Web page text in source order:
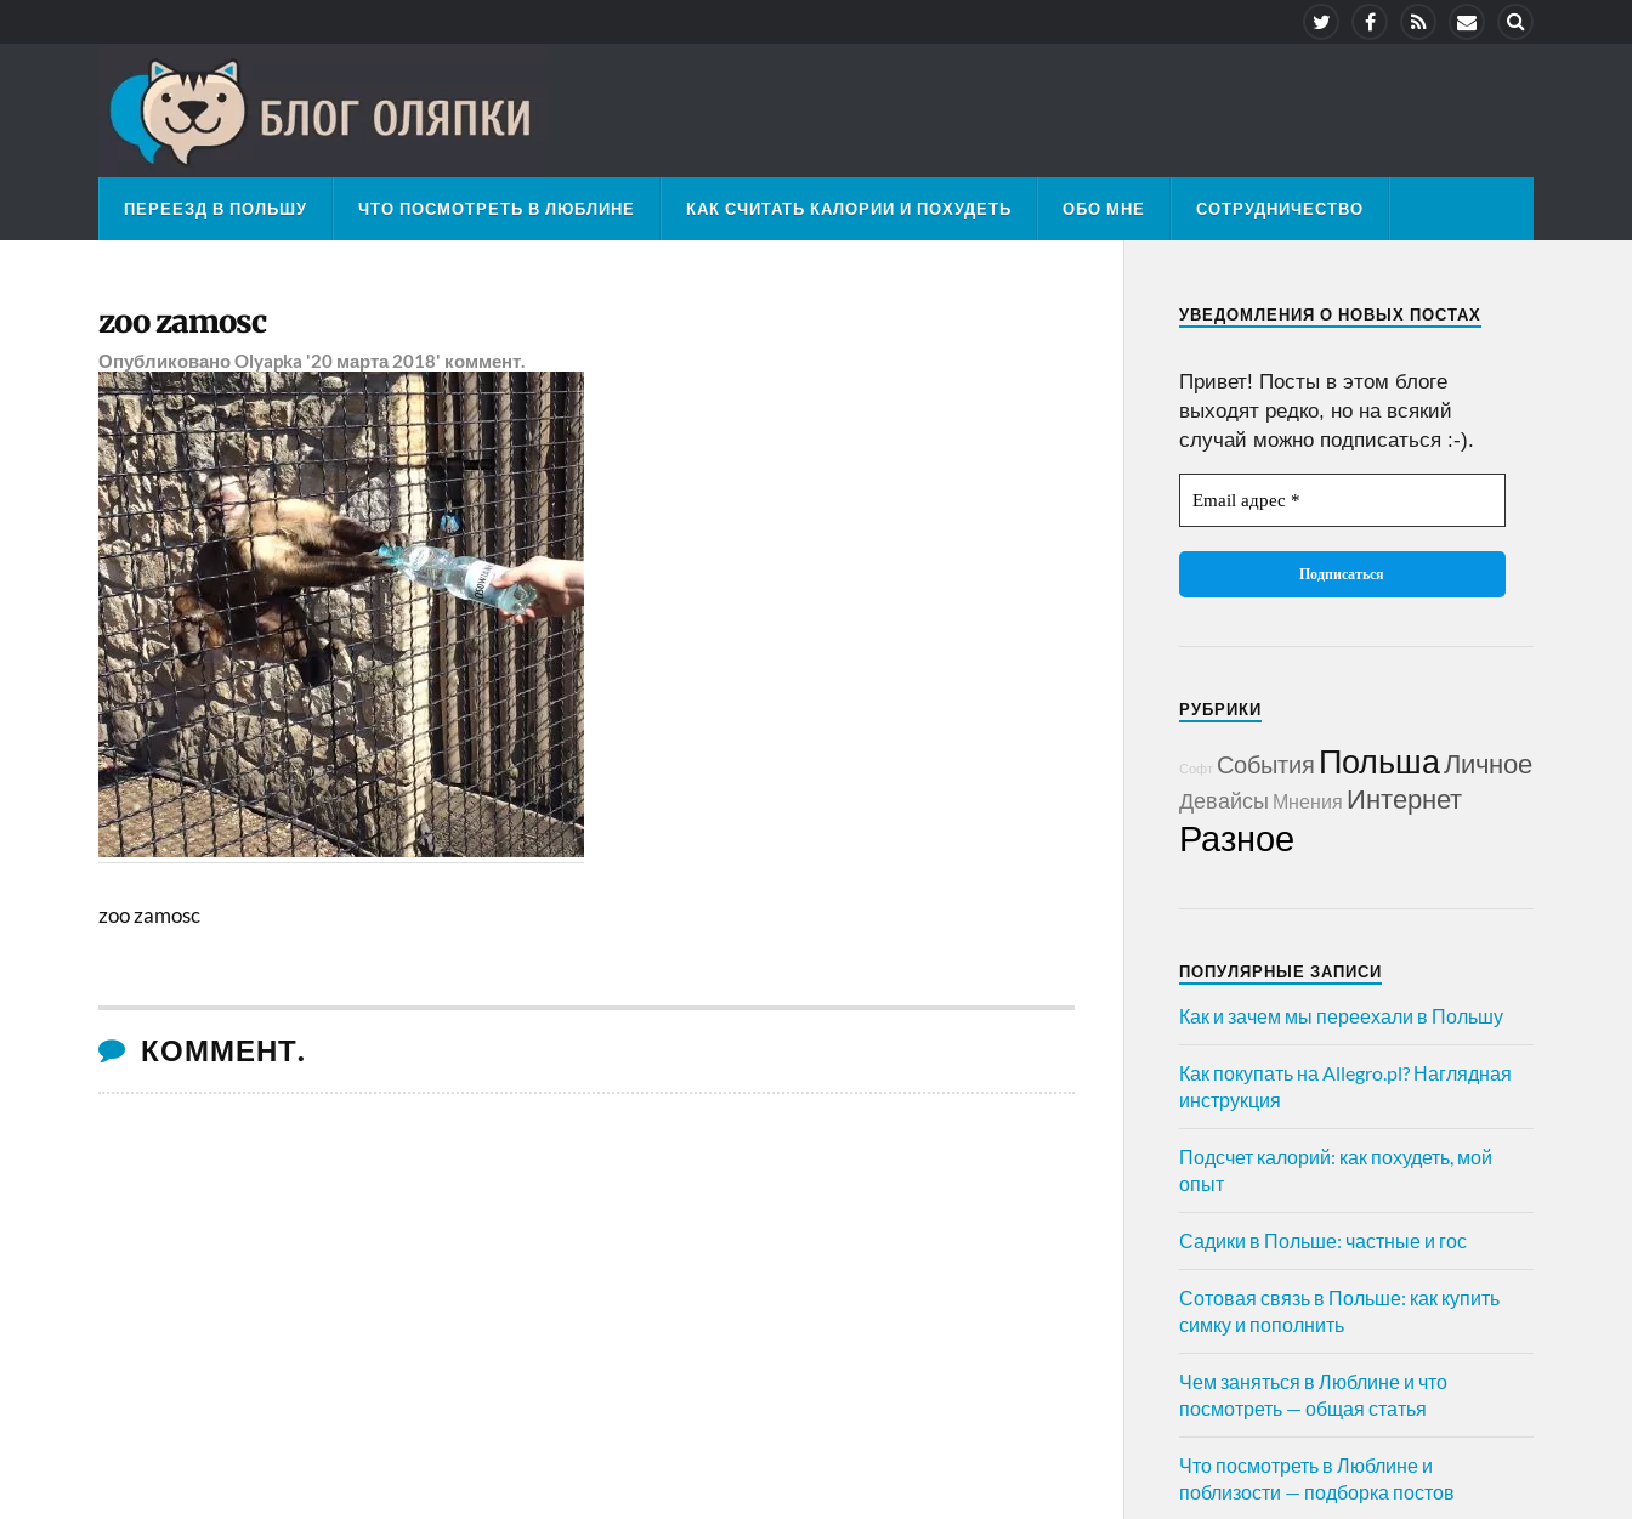
ПЕРЕЕЗД В ПОЛЬШУ ЧТО ПОСМОТРЕТЬ В ЛЮБЛИНЕ КАК СЧИТАТЬ КАЛОРИИ И ПОХУДЕТЬ ОБО МНЕ СОТРУДНИЧЕСТВО
zoo zamosc
ОпубликованоOlyapka '20 марта 2018' коммент.
zoo zamosc
КОММЕНТ.
УВЕДОМЛЕНИЯ О НОВЫХ ПОСТАХ
Привет! Посты в этом блоге
выходят редко, но на всякий
случай можно подписаться :-).
РУБРИКИ
Софт События ПольшаЛичное
Девайсы Мнения Интернет
Разное
ПОПУЛЯРНЫЕ ЗАПИСИ
Как и зачем мы переехали в Польшу
Как покупать на Allegro.pl? Наглядная
инструкция
Подсчет калорий: как похудеть, мой
опыт
Садики в Польше: частные и гос
Сотовая связь в Польше: как купить
симку и пополнить
Чем заняться в Люблине и что
посмотреть — общая статья
Что посмотреть в Люблине и
поблизости — подборка постов